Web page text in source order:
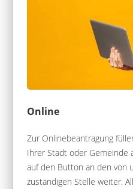
Online
Zur Onlinebeantragung
Ihrer Stadt oder Gemeinde
auf den Button an den von
zuständigen Stelle weiter.